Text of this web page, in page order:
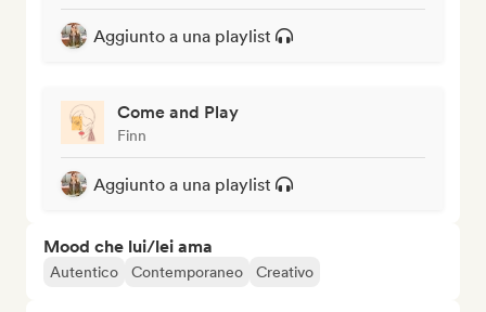
Aggiunto a una playlist
Come and Play
Finn
Aggiunto a una playlist
Mood che lui/lei ama
Autentico Contemporaneo Creativo